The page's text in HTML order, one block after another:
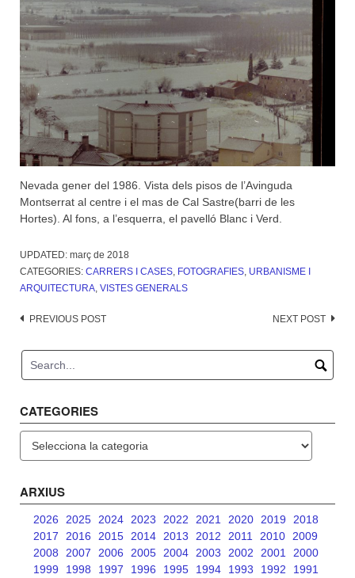
Nevada gener del 1986. Vista dels pisos de l’Avinguda
Montserrat al centre i el mas de Cal Sastre(barri de les
Hortes). Al fons, a l’esquerra, el pavelló Blanc i Verd.
UPDATED: març de 2018
CATEGORIES: CARRERS I CASES FOTOGRAFIES URBANISME I
ARQUITECTURA VISTES GENERALS
Post
PREVIOUS POST NEXT POST
CATEGORIES
ARXIUS
2026 2025 2024 2023 2022 2021 2020 2019
2018
2017
2016 2015 2014 2013 2012 2011 2010
2009
2008
2007 2006 2005 2004 2003 2002 2001
2000
1999
1998 1997 1996 1995 1994 1993 1992
1991